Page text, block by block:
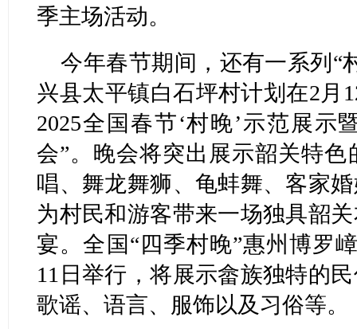
季主场活动。
今年春节期间，还有一系列“
兴县太平镇白石坪村计划在2
2025全国春节‘村晚’示范展示
会”。晚会将突出展示韶关特
唱、舞龙舞狮、龟蚌舞、客家
为村民和游客带来一场独具韶
宴。全国“四季村晚”惠州博罗
11日举行，将展示畲族独特的
歌谣、语言、服饰以及习俗等。